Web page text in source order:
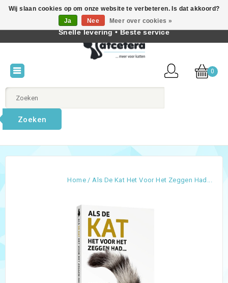
Nederlands
0
Zoeken
Home/Als De Kat Het Voor Het Zeggen Had...
Wij slaan cookies op om onze website te verbeteren. Is dat akkoord?
Ja
Nee Meer over cookies »
Beste producten voor katten • Kennis van kattengedrag •
Snelle levering • Beste service